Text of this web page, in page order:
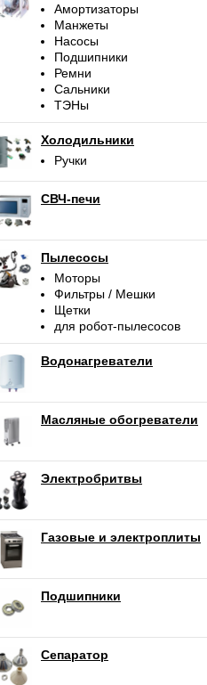
Амортизаторы
Манжеты
Насосы
Подшипники
Ремни
Сальники
ТЭНы
Холодильники
Ручки
СВЧ-печи
Пылесосы
Моторы
Фильтры / Мешки
Щетки
для робот-пылесосов
Водонагреватели
Масляные обогреватели
Электробритвы
Газовые и электроплиты
Подшипники
Сепаратор